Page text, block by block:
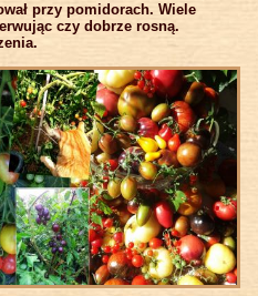
przy pomidorach. Wiele
czy dobrze rosną.